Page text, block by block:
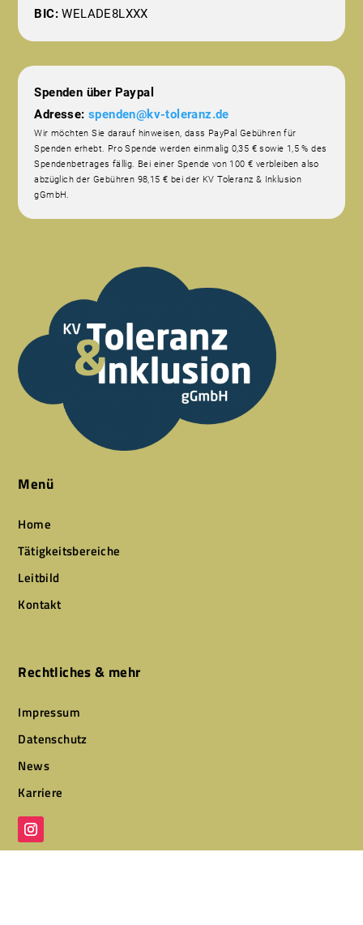
BIC: WELADE8LXXX
Spenden über Paypal
Adresse: spenden@kv-toleranz.de
Wir möchten Sie darauf hinweisen, dass PayPal Gebühren für
Spenden erhebt. Pro Spende werden einmalig 0,35 € sowie 1,5 % des
Spendenbetrages fällig. Bei einer Spende von 100 € verbleiben also
abzüglich der Gebühren 98,15 € bei der KV Toleranz & Inklusion
gGmbH.
Menü
Home
Tätigkeitsbereiche
Leitbild
Kontakt
Rechtliches & mehr
Impressum
Datenschutz
News
Karriere